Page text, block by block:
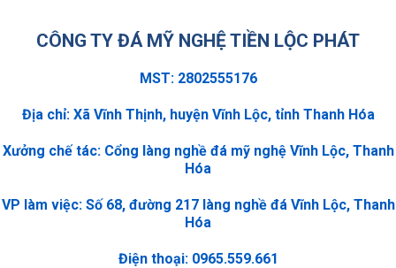
CÔNG TY ĐÁ MỸ NGHỆ TIỀN LỘC PHÁT
MST: 2802555176
Địa chỉ: Xã Vĩnh Thịnh, huyện Vĩnh Lộc, tỉnh Thanh Hóa
Xưởng chế tác: Cổng làng nghề đá mỹ nghệ Vĩnh Lộc, Thanh
Hóa
VP làm việc: Số 68, đường 217 làng nghề đá Vĩnh Lộc, Thanh
Hóa
Điện thoại: 0965.559.661